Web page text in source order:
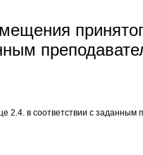
2.4. в соответствии с заданным